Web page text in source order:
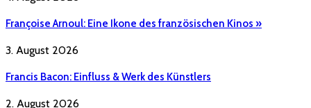
Françoise Arnoul: Eine Ikone des französischen Kinos »
3. August 2026
Francis Bacon: Einfluss & Werk des Künstlers
2. August 2026